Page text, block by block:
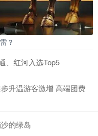
？
、红河入选Top5
升温游客激增 高端团费
的绿岛